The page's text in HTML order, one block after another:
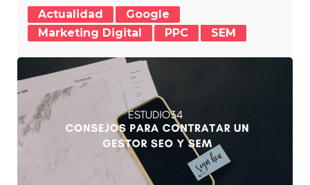
Actualidad
Google
Marketing Digital
PPC SEM